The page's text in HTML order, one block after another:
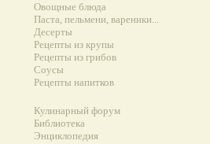
Овощные блюда
Паста, пельмени, вареники...
Десерты
Рецепты из крупы
Рецепты из грибов
Соусы
Рецепты напитков
Кулинарный форум
Библиотека
Энциклопедия